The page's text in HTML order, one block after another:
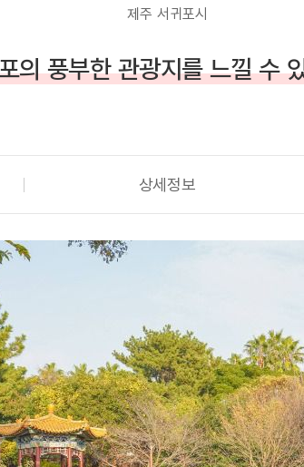
제주 서귀포시
의 풍부한 관광지를 느낄 수
상세정보